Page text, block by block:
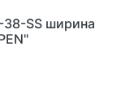
38-SS ширина